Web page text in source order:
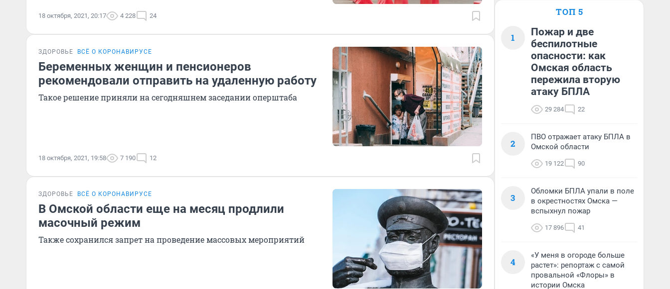
18 октября, 2021, 20:17 4 228 24
ЗДОРОВЬЕ ВСЁ О КОРОНАВИРУСЕ
Беременных женщин и пенсионеров
рекомендовали отправить на удаленную работу
Такое решение приняли на сегодняшнем заседании оперштаба
18 октября, 2021, 19:58 7 190 12
ЗДОРОВЬЕ ВСЁ О КОРОНАВИРУСЕ
В Омской области еще на месяц продлили
масочный режим
Также сохранился запрет на проведение массовых мероприятий
ТОП 5
1
Пожар и две
беспилотные
опасности: как
Омская область
пережила вторую
атаку БПЛА
29 284 22
2
ПВО отражает атаку БПЛА в
Омской области
19 122 90
3
Обломки БПЛА упали в поле
в окрестностях Омска —
вспыхнул пожар
17 896 41
4
«У меня в огороде больше
растет»: репортаж с самой
провальной «Флоры» в
истории Омска